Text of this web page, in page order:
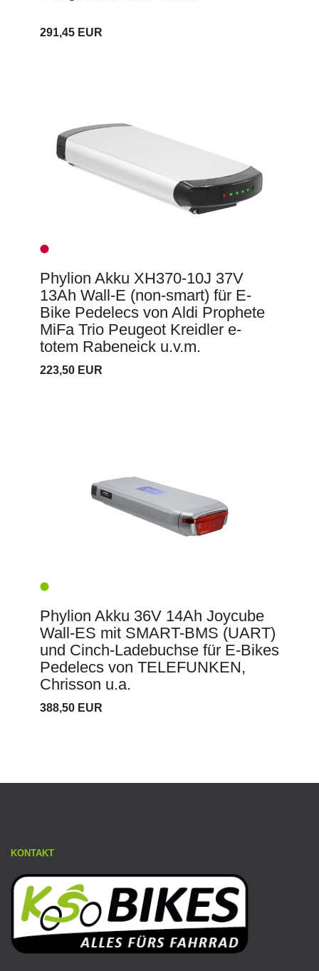
291,45 EUR
Phylion Akku XH370-10J 37V
13Ah Wall-E (non-smart) für E-
Bike Pedelecs von Aldi Prophete
MiFa Trio Peugeot Kreidler e-
totem Rabeneick u.v.m.
223,50 EUR
Phylion Akku 36V 14Ah Joycube
Wall-ES mit SMART-BMS (UART)
und Cinch-Ladebuchse für E-Bikes
Pedelecs von TELEFUNKEN,
Chrisson u.a.
388,50 EUR
KONTAKT